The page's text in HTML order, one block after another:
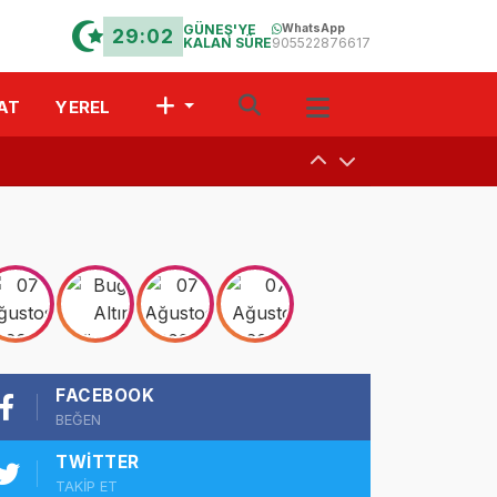
29:01
GÜNEŞ'YE
KALAN SÜRE
WhatsApp
905522876617
YEREL
Münazarası
FACEBOOK
BEĞEN
TWITTER
TAKİP ET